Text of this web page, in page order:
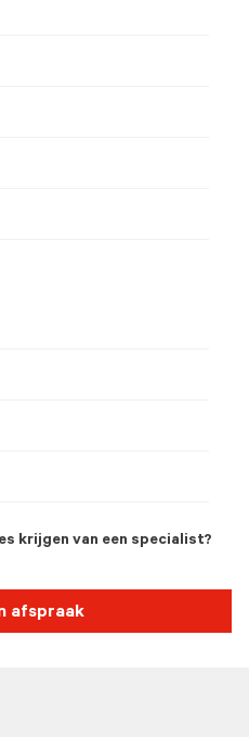
krijgen van een specialist?
afspraak